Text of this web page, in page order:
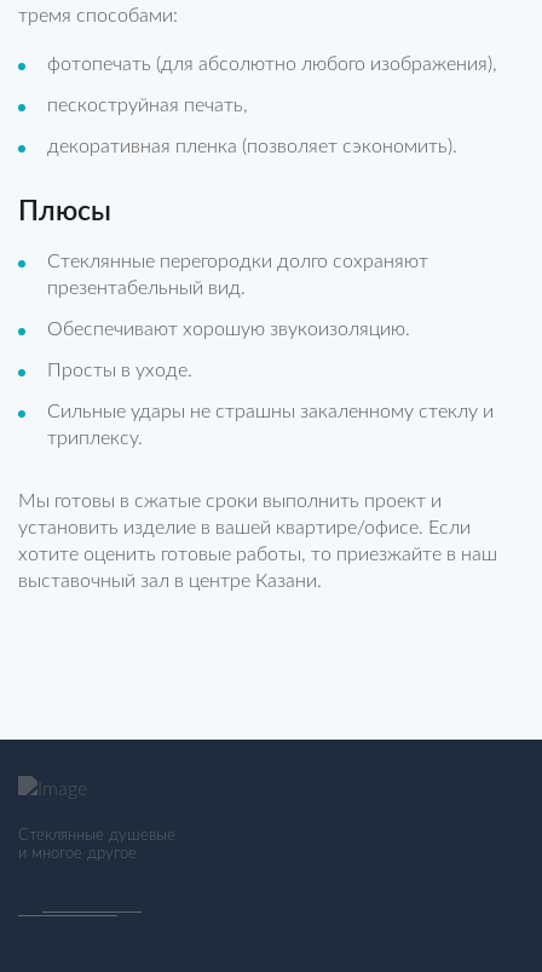
тремя способами:
фотопечать (для абсолютно любого изображения),
пескоструйная печать,
декоративная пленка (позволяет сэкономить).
Плюсы
Стеклянные перегородки долго сохраняют
презентабельный вид.
Обеспечивают хорошую звукоизоляцию.
Просты в уходе.
Сильные удары не страшны закаленному стеклу и
триплексу.
Мы готовы в сжатые сроки выполнить проект и
установить изделие в вашей квартире/офисе. Если
хотите оценить готовые работы, то приезжайте в наш
выставочный зал в центре Казани.
Стеклянные душевые
и многое другое